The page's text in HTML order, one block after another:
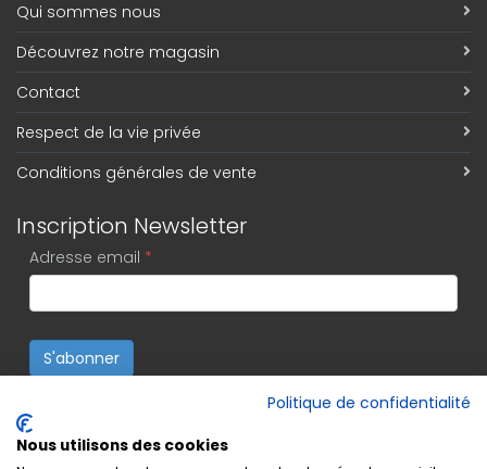
Qui sommes nous
Découvrez notre magasin
Contact
Respect de la vie privée
Conditions générales de vente
Inscription Newsletter
Adresse email *
S'abonner
Politique de confidentialité
Nous utilisons des cookies